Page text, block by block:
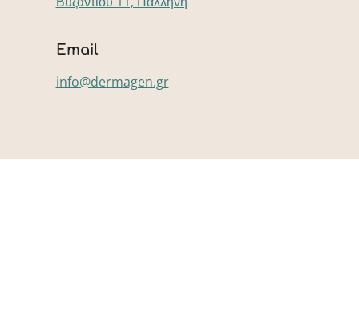
Email
info@dermagen.gr